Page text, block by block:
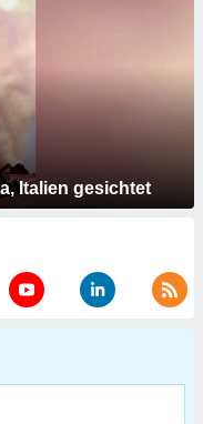
Italien gesichtet